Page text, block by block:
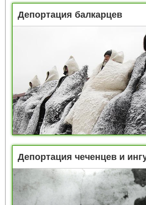
Депортация балкарцев
Депортация чеченцев и